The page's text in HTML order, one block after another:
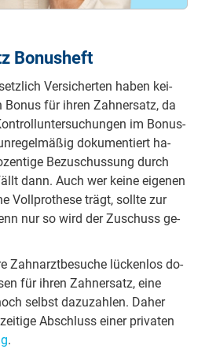
Bon­us­heft
Ver­sich­er­ten ha­ben kei­
Bo­nus für ih­ren Zahn­ersatz, da
im Bon­us­
do­ku­men­tiert ha­
Be­zu­schus­sung durch
dann. Auch wer kei­ne ei­ge­nen
Voll­pro­the­se trägt, soll­te zur
nur so wird der Zu­schuss ge­
Zahn­arzt­be­su­che lü­cken­los do­
für ih­ren Zahn­ersatz, ei­ne
selbst da­zu­zah­len. Da­her
Ab­schluss ei­ner pri­va­ten
.